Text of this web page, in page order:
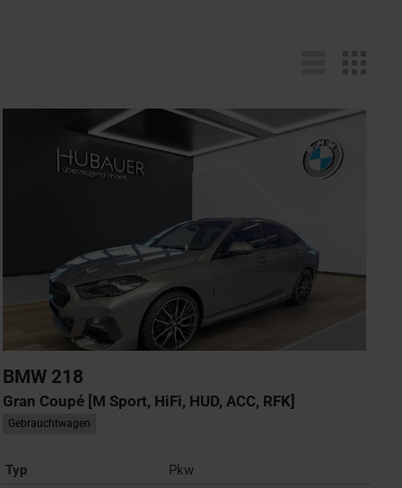
BMW 218
Gran Coupé [M Sport, HiFi, HUD, ACC, RFK]
Gebrauchtwagen
Typ
Pkw